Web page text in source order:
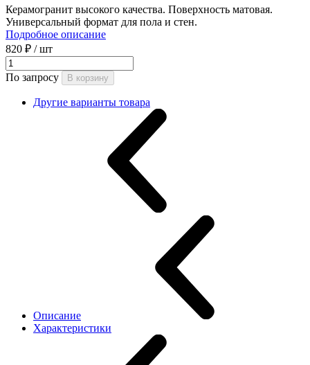
Керамогранит высокого качества. Поверхность матовая.
Универсальный формат для пола и стен.
Подробное описание
820 ₽ / шт
По запросу В корзину
Другие варианты товара
Описание
Характеристики